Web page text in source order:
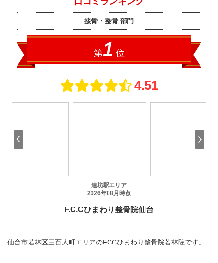
仙台市若林区三百人町エリアのFCCひまわり整骨院若林院です。